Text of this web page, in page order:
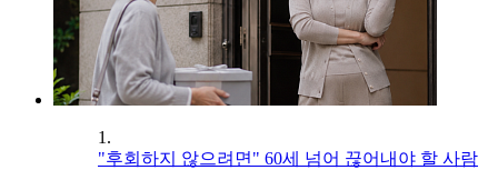
1.
"후회하지 않으려면" 60세 넘어 끊어내야 할 사람